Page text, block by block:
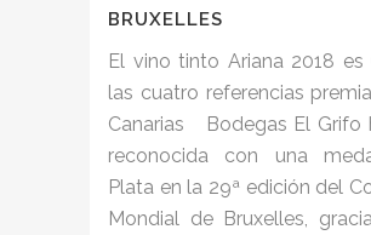
BRUXELLES
El vino tinto Ariana 2018 es
las cuatro referencias
Canarias Bodegas El Grifo
reconocida con una
Plata en la 29ª edición del
Mondial de Bruxelles,